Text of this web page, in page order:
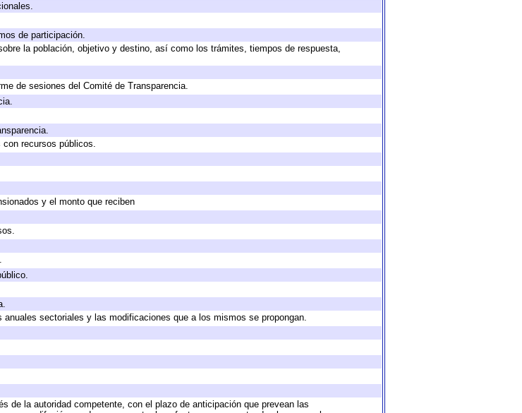
de participación.
la población, objetivo y destino, así como los trámites, tiempos de respuesta,
de sesiones del Comité de Transparencia.
recursos públicos.
y el monto que reciben
sectoriales y las modificaciones que a los mismos se propongan.
de la autoridad competente, con el plazo de anticipación que prevean las